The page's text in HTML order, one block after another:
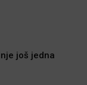
još jedna